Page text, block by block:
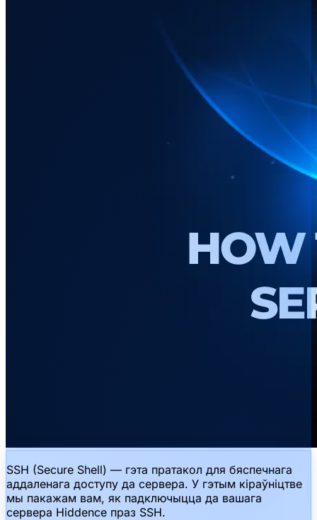
SSH (Secure Shell) — гэта пратакол для бяспечнага
аддаленага доступу да сервера. У гэтым кіраўніцтве
мы пакажам вам, як падключыцца да вашага
сервера Hiddence праз SSH.